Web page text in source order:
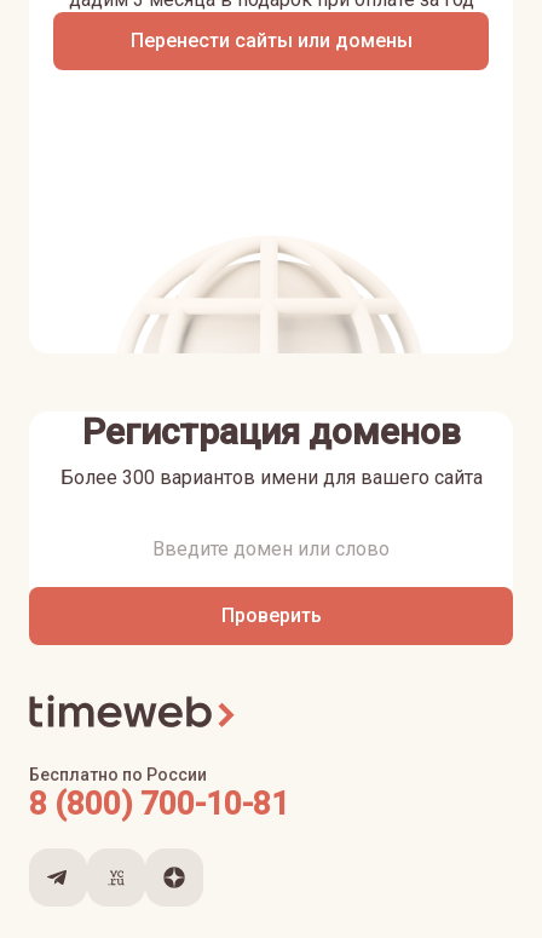
Перенести сайты или домены
Регистрация доменов
Более 300 вариантов имени для вашего сайта
Проверить
Бесплатно по России
8 (800) 700-10-81